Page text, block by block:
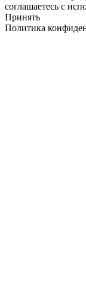
соглашаетесь с
Принять
Политика